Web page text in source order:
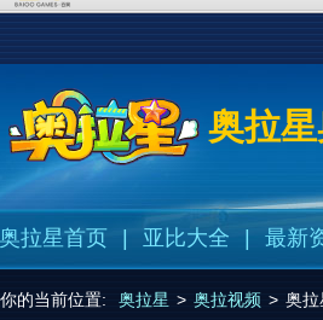
奥拉
奥拉星首页 亚比大全 最新
你的当前位置: 奥拉星 > 奥拉视频 > 奥拉